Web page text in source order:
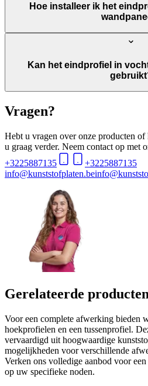
Hoe installeer ik het
Kan het eindprofiel in
Vragen?
Hebt u vragen over onze producten of
u graag verder. Neem contact op met
+3225887135
+3225887135
info@kunststofplaten.be
Gerelateerde producten
Voor een complete afwerking bieden
hoekprofielen en een tussenprofiel.
vervaardigd uit hoogwaardige
mogelijkheden voor verschillende
Verken ons volledige aanbod voor
op uw specifieke noden.